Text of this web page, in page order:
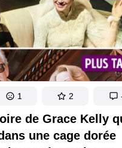
de Grace Kelly
une cage dorée
1 2
Photographie
Magie en images
Célébrités
Stars et actualités !
C’est curieux
Mystères révélés !
Exploration de lieux
Humour